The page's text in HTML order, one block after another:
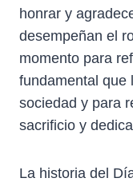
honrar y
desempeñan el
momento para
fundamental que
sociedad y para
sacrificio y
La historia del